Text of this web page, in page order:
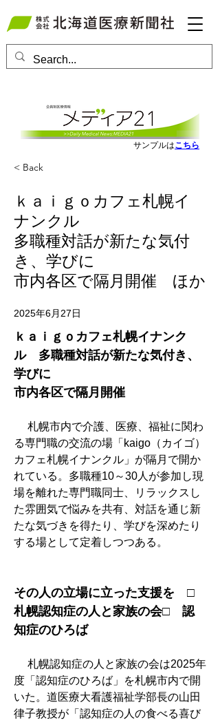
サンプルはこちら
< Back
ｋａｉｇｏカフェ札幌イ
ナンクル
多職種対話が新たな気付
き、学びに
市内各区で隔月開催 ほか
2025年6月27日
ｋａｉｇｏカフェ札幌イナンク
ル　多職種対話が新たな気付き、
学びに
市内各区で隔月開催
札幌市内で介護、医療、福祉に関わ
る専門職の交流の場「kaigo（カイゴ）
カフェ札幌イナンクル」が隔月で開か
れている。多職種10～30人が参加し現
場を離れた専門職同士、リラックスし
た雰囲気で悩みを共有、対話を通じ新
たな気づきを得たり、学びを深めたり
する場として定着しつつある。
その人の立場に立った支援を　□
札幌認知症の人と家族の会□　認
知症のひろば
札幌認知症の人と家族の会は2025年
度「認知症のひろば」を札幌市内で開
いた。道医療大看護福祉学部長の山田
律子教授が「認知症の人の食べる喜び